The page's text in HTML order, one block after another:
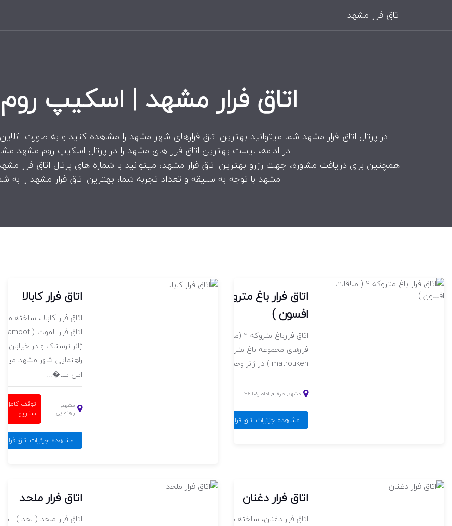
اتاق فرار مشهد
اتاق فرار مشهد | اسکیپ
در پرتال اتاق فرار مشهد شما میتوانید بهترین اتاق فرارهای شهر مشهد را مشاهده کنید و به صورت
در ادامه، لیست بهترین اتاق فرار های مشهد را در پرتال اسکیپ روم مشهد
همچنین برای دریافت مشاوره، جهت رزرو بهترین اتاق فرار مشهد، میتوانید با شماره های پرتال اتاق فرار
مشهد با توجه به سلیقه و تعداد تجربه شما، بهترین اتاق فرار مشهد را به
افسون )
اتاق فرارباغ متروکه ۲ (ملاقات افسون)، یکی از اتاق
matroukeh ) در ژانر وحشت, جنی ر...
مشهد, طرقبه, امام رضا ۳۶
مشاهده جزئیات اتاق فرار باغ متروکه ۲ ( ملاقات افسون )
اتاق فرار کابالا
اتاق فرار کابالا، ساخته
ژانر ترسناک و در خیابان
راهنمایی شهر مشهد
اس سا�...
مشهد,
راهنمایی
توقف کامل
سناریو
مشاهده جزئیات اتاق فرار
اتاق فرار دغنان
اتاق فرار دغنان، ساخته مجموعه
اتاق فرار ملحد
اتاق فرار ملحد ( لحد ) -